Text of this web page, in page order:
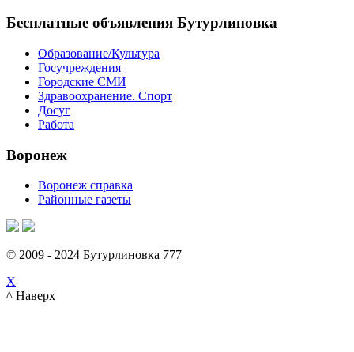
Бесплатные объявления Бутурлиновка
Образование/Культура
Госучреждения
Городские СМИ
Здравоохранение. Спорт
Досуг
Работа
Воронеж
Воронеж справка
Районные газеты
© 2009 - 2024 Бутурлиновка 777
X
^ Наверх